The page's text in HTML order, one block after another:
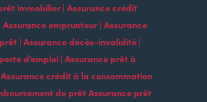
immobilier | Assurance crédit
emprunteur | Assurance
| Assurance décès-invalidité |
d’emploi | Assurance prêt à
crédit à la consommation
de prêt Assurance prêt